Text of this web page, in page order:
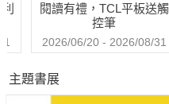
閱讀有禮，TCL平板送觸
控筆
2026/06/20 - 2026/08/31
主題書展